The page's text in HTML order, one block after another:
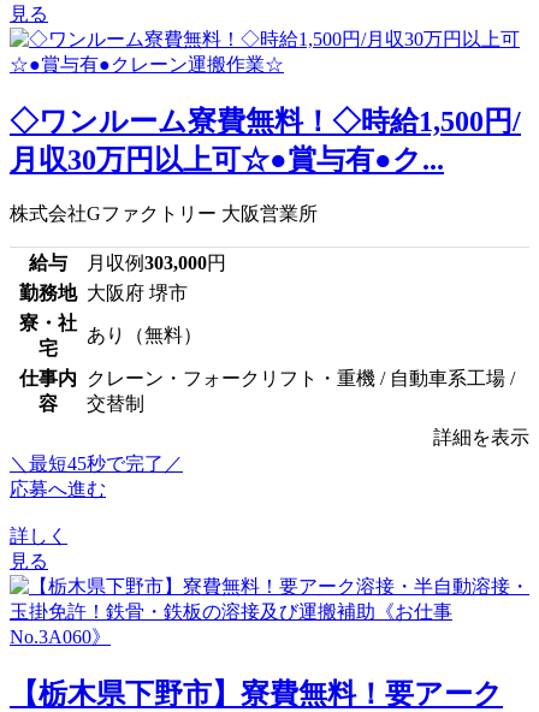
見る
◇ワンルーム寮費無料！◇時給1,500円/
月収30万円以上可☆●賞与有●ク...
株式会社Gファクトリー 大阪営業所
給与 月収例303,000円
勤務地 大阪府 堺市
寮・社
宅
あり（無料）
仕事内
容
クレーン・フォークリフト・重機 / 自動車系工場 /
交替制
詳細を表示
＼最短45秒で完了／
応募へ進む
詳しく
見る
【栃木県下野市】寮費無料！要アーク